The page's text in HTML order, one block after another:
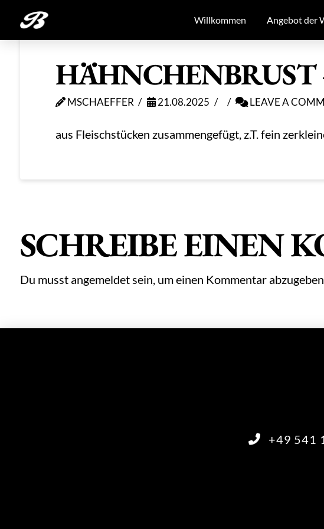
Willkommen Angebot der
HÄHNCHENBRUST
MSCHAEFFER 21.08.2025 LEAVE A
aus Fleischstücken zusammengefügt, z.T. fein
SCHREIBE EINEN
Du musst angemeldetsein, um einen Kommentar abzugeben.
+49 541